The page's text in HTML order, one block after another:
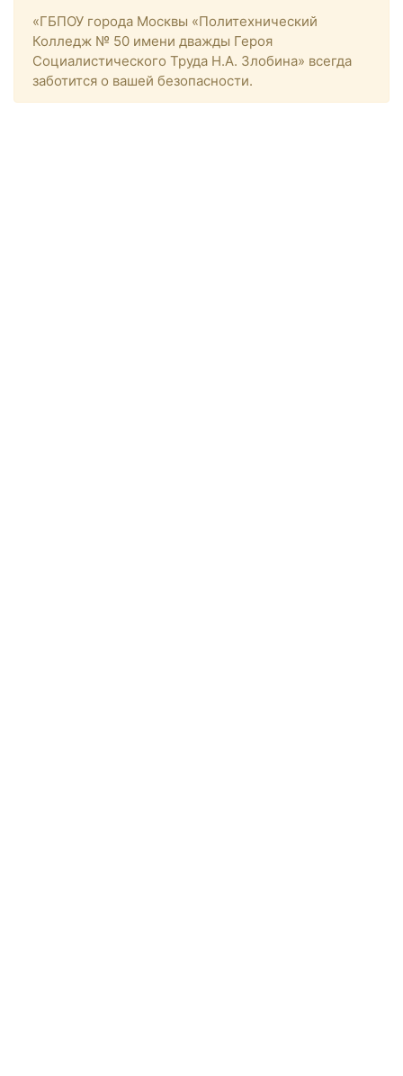
«ГБПОУ города Москвы «Политехнический
Колледж № 50 имени дважды Героя
Социалистического Труда Н.А. Злобина» всегда
заботится о вашей безопасности.